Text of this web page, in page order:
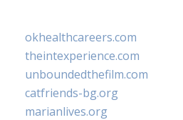
okhealthcareers.com
theintexperience.com
unboundedthefilm.com
catfriends-bg.org
marianlives.org